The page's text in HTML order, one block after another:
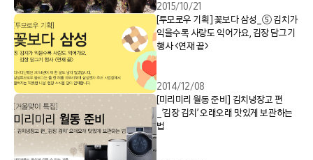
2015/10/21
[투모로우 기획] 꽃보다 삼성_⑤ 김치가
익을수록 사랑도 익어가요, 김장 담그기
행사 <연재 끝>
2014/12/08
[미리미리 월동 준비] 김치냉장고 편
_’김장 김치’ 오래오래 맛있게 보관하는
법